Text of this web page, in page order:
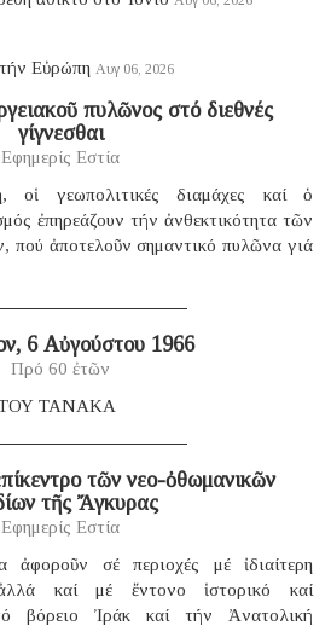
Εὐρώπη Αυγ 06, 2026
πυλῶνος στό διεθνές
γίγνεσθαι
Εφημερίς Εστία
οἱ γεωπολιτικές διαμάχες καί ὁ
ἐπηρεάζουν τήν ἀνθεκτικότητα τῶν
πού ἀποτελοῦν σημαντικό πυλῶνα γιά
6 Αὐγούστου 1966
Πρό 60 ἐτῶν
ΤΑΝΑΚΑ
τῶν νεο-ὀθωμανικῶν
τῆς Ἄγκυρας
Εφημερίς Εστία
σέ περιοχές μέ ἰδιαίτερη
καί μέ ἔντονο ἱστορικό καί
βόρειο Ἰράκ καί τήν Ἀνατολική